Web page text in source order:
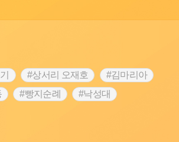
#상서리 오재호
#김마리아
#빵지순례
#낙성대